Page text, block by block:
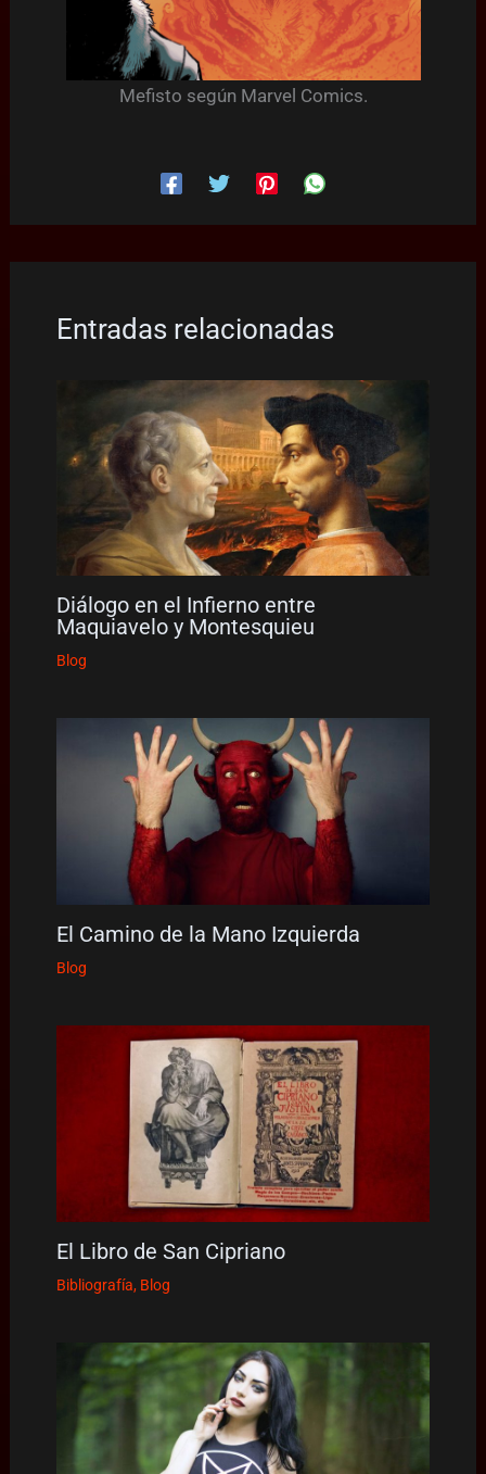
Mefisto según Marvel Comics.
Entradas relacionadas
Diálogo en el Infierno entre
Maquiavelo y Montesquieu
Blog
El Camino de la Mano Izquierda
Blog
El Libro de San Cipriano
Bibliografía, Blog